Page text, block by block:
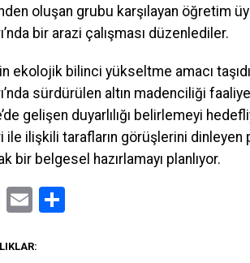
oluşan grubu karşılayan öğretim
bir arazi çalışması düzenlediler.
ekolojik bilinci yükseltme amacı
sürdürülen altın madenciliği
gelişen duyarlılığı belirlemeyi
ilişkili tarafların görüşlerini dinleyen
bir belgesel hazırlamayı planlıyor.
Mastodon
Email